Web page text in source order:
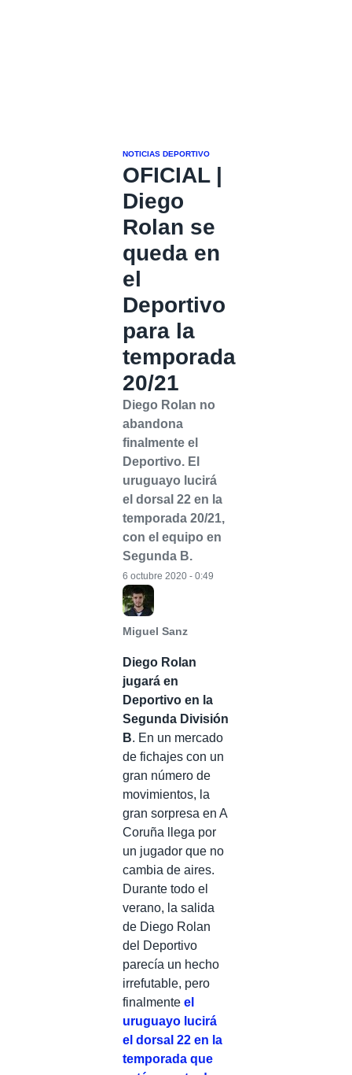
NOTICIAS DEPORTIVO
OFICIAL |
Diego
Rolan se
queda en
el
Deportivo
para la
temporada
20/21
Diego Rolan no
abandona
finalmente el
Deportivo. El
uruguayo lucirá
el dorsal 22 en la
temporada 20/21,
con el equipo en
Segunda B.
Miguel Sanz
6 octubre 2020 - 0:49
Diego Rolan
jugará en
Deportivo en la
Segunda División
B. En un mercado
de fichajes con un
gran número de
movimientos, la
gran sorpresa en A
Coruña llega por
un jugador que no
cambia de aires.
Durante todo el
verano, la salida
de Diego Rolan
del Deportivo
parecía un hecho
irrefutable, pero
finalmente el
uruguayo lucirá
el dorsal 22 en la
temporada que